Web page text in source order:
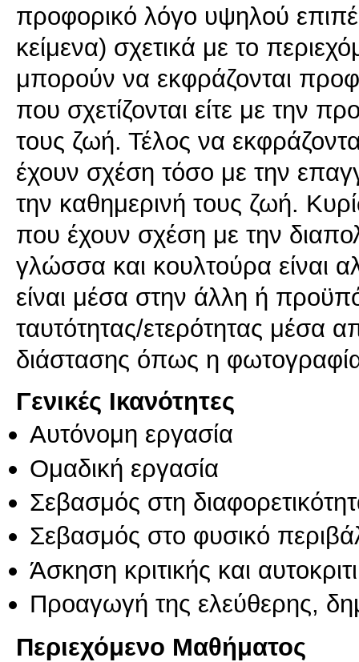
προφορικό λόγο υψηλού
κείμενα) σχετικά με το
μπορούν να εκφράζονται
που σχετίζονται είτε με την
τους ζωή. Τέλος να
έχουν σχέση τόσο με την
την καθημερινή τους ζωή.
που έχουν σχέση με την
γλώσσα και κουλτούρα είναι
είναι μέσα στην άλλη ή
ταυτότητας/ετερότητας μέσα
διάστασης όπως η
Γενικές Ικανότητες
Αυτόνομη εργασία
Ομαδική εργασία
Σεβασμός στη
Σεβασμός στο φυσικό
Άσκηση κριτικής και
Προαγωγή της ελεύθερης,
Περιεχόμενο Μαθήματος